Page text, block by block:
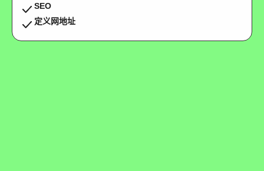
SEO
定义网地址